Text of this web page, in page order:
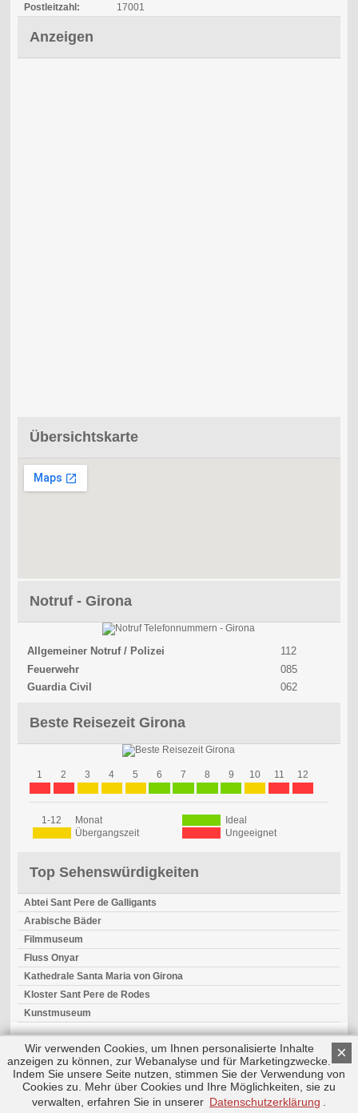
Postleitzahl:
17001
Anzeigen
Übersichtskarte
Notruf - Girona
Allgemeiner Notruf / Polizei
112
Feuerwehr
085
Guardia Civil
062
Beste Reisezeit Girona
1 2 3 4 5 6 7 8 9 10 11 12
1-12 Monat
Ideal
Übergangszeit
Ungeeignet
Top Sehenswürdigkeiten
Abtei Sant Pere de Galligants
Arabische Bäder
Filmmuseum
Fluss Onyar
Kathedrale Santa Maria von Girona
Kloster Sant Pere de Rodes
Kunstmuseum
Copyright © 2026 by Triplemind GmbH
Impressum|Datenschutz
Nach oben
×
Wir verwenden Cookies, um Ihnen personalisierte Inhalte
anzeigen zu können, zur Webanalyse und für Marketingzwecke.
Indem Sie unsere Seite nutzen, stimmen Sie der Verwendung von
Cookies zu. Mehr über Cookies und Ihre Möglichkeiten, sie zu
verwalten, erfahren Sie in unserer Datenschutzerklärung